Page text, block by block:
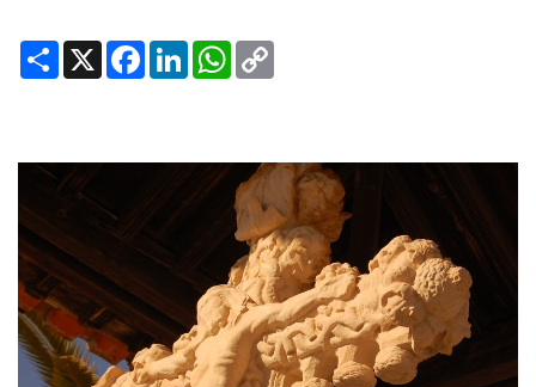
Share
X Facebook
LinkedInWhatsApp